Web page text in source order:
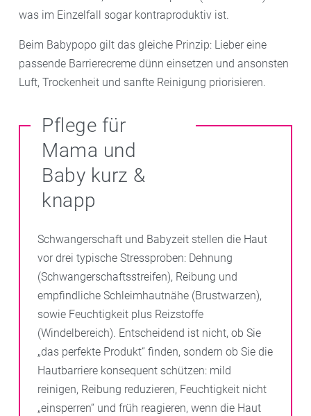
was im Einzelfall sogar kontraproduktiv ist.
Beim Babypopo gilt das gleiche Prinzip: Lieber eine
passende Barrierecreme dünn einsetzen und ansonsten
Luft, Trockenheit und sanfte Reinigung priorisieren.
Pflege für
Mama und
Baby kurz &
knapp
Schwangerschaft und Babyzeit stellen die Haut
vor drei typische Stressproben: Dehnung
(Schwangerschaftsstreifen), Reibung und
empfindliche Schleimhautnähe (Brustwarzen),
sowie Feuchtigkeit plus Reizstoffe
(Windelbereich). Entscheidend ist nicht, ob Sie
„das perfekte Produkt“ finden, sondern ob Sie die
Hautbarriere konsequent schützen: mild
reinigen, Reibung reduzieren, Feuchtigkeit nicht
„einsperren“ und früh reagieren, wenn die Haut